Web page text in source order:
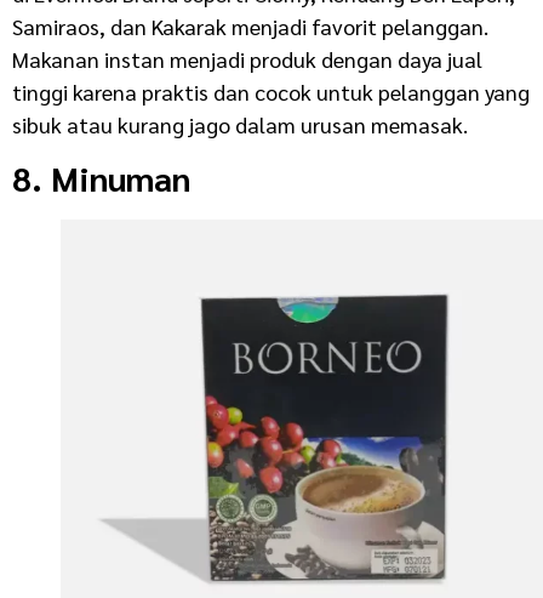
Samiraos, dan Kakarak menjadi favorit pelanggan.
Makanan instan menjadi produk dengan daya jual
tinggi karena praktis dan cocok untuk pelanggan yang
sibuk atau kurang jago dalam urusan memasak.
8. Minuman